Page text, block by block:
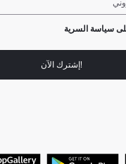
سياسة السرية
!إشترك الآن